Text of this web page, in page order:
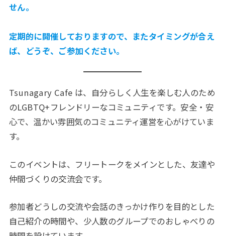
せん。
定期的に開催しておりますので、またタイミングが合え
ば、どうぞ、ご参加ください。
Tsunagary Cafe は、自分らしく人生を楽しむ人のため
のLGBTQ+フレンドリーなコミュニティです。安全・安
心で、温かい雰囲気のコミュニティ運営を心がけていま
す。
このイベントは、フリートークをメインとした、友達や
仲間づくりの交流会です。
参加者どうしの交流や会話のきっかけ作りを目的とした
自己紹介の時間や、少人数のグループでのおしゃべりの